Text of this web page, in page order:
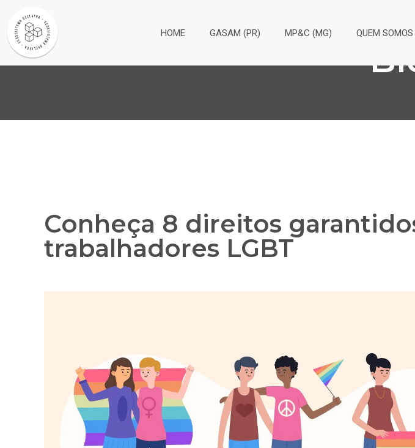
HOME GASAM (PR) MP&C (MG) QUEM SOMOS
Conheça 8 direitos
trabalhadores LGBT